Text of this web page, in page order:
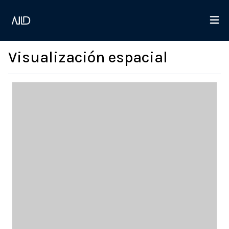
Visualización espacial